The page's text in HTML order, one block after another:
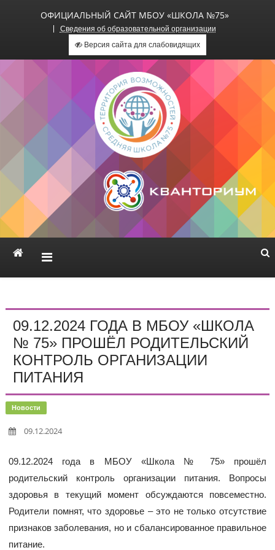
ОФИЦИАЛЬНЫЙ САЙТ МБОУ «ШКОЛА №75»
Сведения об образовательной организации
Версия сайта для слабовидящих
Официальный сайт МБОУ
«Школа №75»
09.12.2024 ГОДА В МБОУ «ШКОЛА
№ 75» ПРОШЁЛ РОДИТЕЛЬСКИЙ
КОНТРОЛЬ ОРГАНИЗАЦИИ
ПИТАНИЯ
Новости
09.12.2024
09.12.2024 года в МБОУ «Школа № 75» прошёл
родительский контроль организации питания. Вопросы
здоровья в текущий момент обсуждаются повсеместно.
Родители помнят, что здоровье – это не только отсутствие
признаков заболевания, но и сбалансированное правильное
питание.